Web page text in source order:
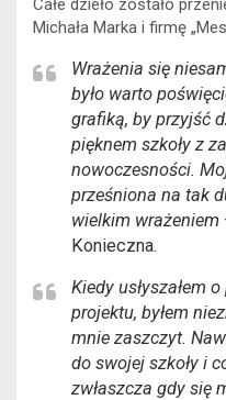
Całe dzieło zostało
Michała Marka i firmę
Wrażenia się
było warto
grafiką, by przyjść
pięknem szkoły z
nowoczesności.
prześniona na tak
wielkim wrażeniem
Konieczna.
Kiedy usłyszałem
projektu, byłem
mnie zaszczyt.
do swojej szkoły i
zwłaszcza gdy się